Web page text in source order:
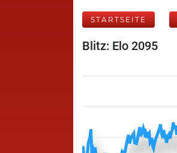
STARTSEITE
Blitz: Elo 2095